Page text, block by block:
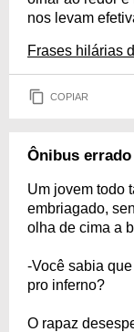
nos levam
Frases hilárias
COPIAR
Ônibus errado
Um jovem todo
embriagado,
olha de cima a
-Você sabia
pro inferno?
O rapaz